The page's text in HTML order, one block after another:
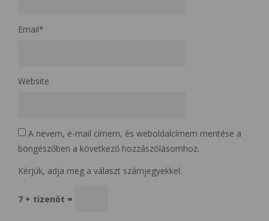
Email*
Website
A nevem, e-mail címem, és weboldalcímem mentése a
böngészőben a következő hozzászólásomhoz.
Kérjük, adja meg a választ számjegyekkel:
7 + tizenöt =